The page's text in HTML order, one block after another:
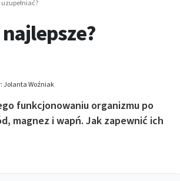
Jolanta Woźniak
funkcjonowaniu organizmu po
magnez i wapń. Jak zapewnić ich